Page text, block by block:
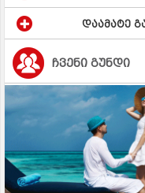
დაამატე
ჩვენი გუნდი